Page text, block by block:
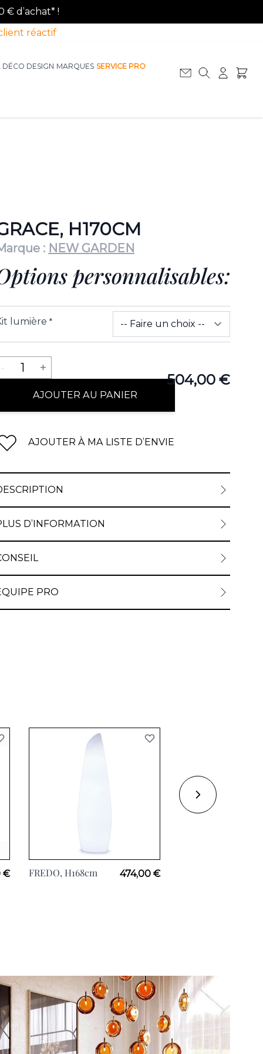
€ d’achat* !
réactif
DÉCO DESIGN MARQUES SERVICE PRO
H170CM
: NEW GARDEN
personnalisables:
lumière *
504,00 €
- 1 +
AJOUTER AU PANIER
AJOUTER À MA LISTE D’ENVIE
D’INFORMATION
PRO
€ FREDO, H168cm 474,00 €